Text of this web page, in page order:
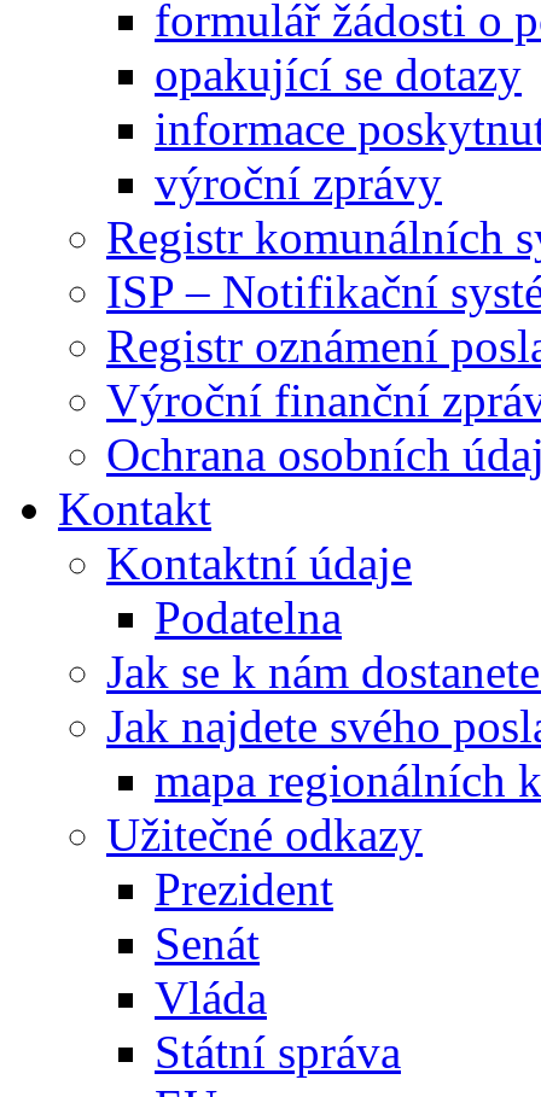
formulář žádosti o
opakující se dotazy
informace
výroční zprávy
Registr komunálních
ISP – Notifikační
Registr oznámení
Výroční finanční
Ochrana osobních
Kontakt
Kontaktní údaje
Podatelna
Jak se k nám
Jak najdete svého
mapa regionálních
Užitečné odkazy
Prezident
Senát
Vláda
Státní správa